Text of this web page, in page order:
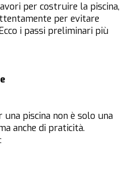
per costruire la piscina,
per evitare
i passi preliminari più
una piscina non è solo una
anche di praticità.